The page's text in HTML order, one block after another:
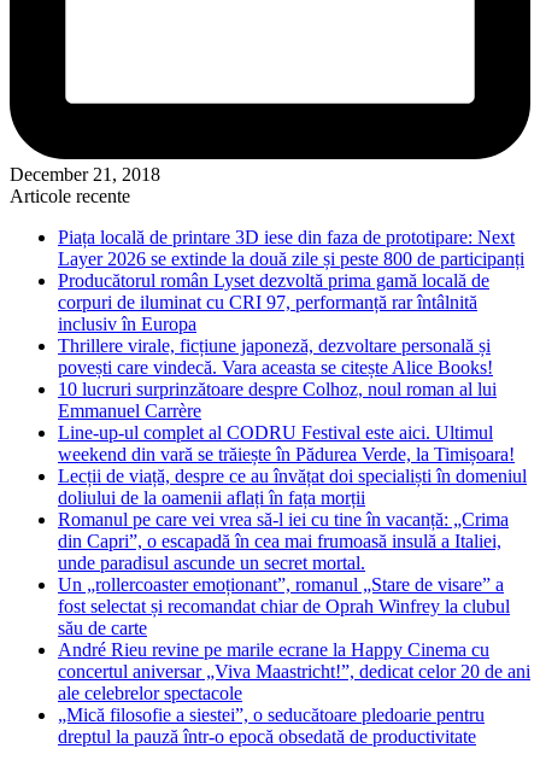
December 21, 2018
Articole recente
Piața locală de printare 3D iese din faza de prototipare: Next
Layer 2026 se extinde la două zile și peste 800 de participanți
Producătorul român Lyset dezvoltă prima gamă locală de
corpuri de iluminat cu CRI 97, performanță rar întâlnită
inclusiv în Europa
Thrillere virale, ficțiune japoneză, dezvoltare personală și
povești care vindecă. Vara aceasta se citește Alice Books!
10 lucruri surprinzătoare despre Colhoz, noul roman al lui
Emmanuel Carrère
Line-up-ul complet al CODRU Festival este aici. Ultimul
weekend din vară se trăiește în Pădurea Verde, la Timișoara!
Lecții de viață, despre ce au învățat doi specialiști în domeniul
doliului de la oamenii aflați în fața morții
Romanul pe care vei vrea să-l iei cu tine în vacanță: „Crima
din Capri”, o escapadă în cea mai frumoasă insulă a Italiei,
unde paradisul ascunde un secret mortal.
Un „rollercoaster emoționant”, romanul „Stare de visare” a
fost selectat și recomandat chiar de Oprah Winfrey la clubul
său de carte
André Rieu revine pe marile ecrane la Happy Cinema cu
concertul aniversar „Viva Maastricht!”, dedicat celor 20 de ani
ale celebrelor spectacole
„Mică filosofie a siestei”, o seducătoare pledoarie pentru
dreptul la pauză într-o epocă obsedată de productivitate